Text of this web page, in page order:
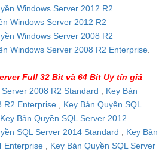
Windows Server 2012 R2
Windows Server 2012 R2
Windows Server 2008 R2
Windows Server 2008 R2 Enterprise
Full 32 Bit và 64 Bit Uy tín giá
2008 R2 Standard
Key Bản
R2 Enterprise
Key Bản Quyền SQL
Key Bản Quyền SQL Server 2012
SQL Server 2014 Standard
Key Bản
Enterprise
Key Bản Quyền SQL Server